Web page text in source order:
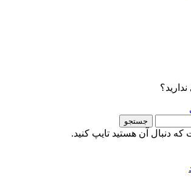
جستجو
دنبال آن هستید تایپ کنید.